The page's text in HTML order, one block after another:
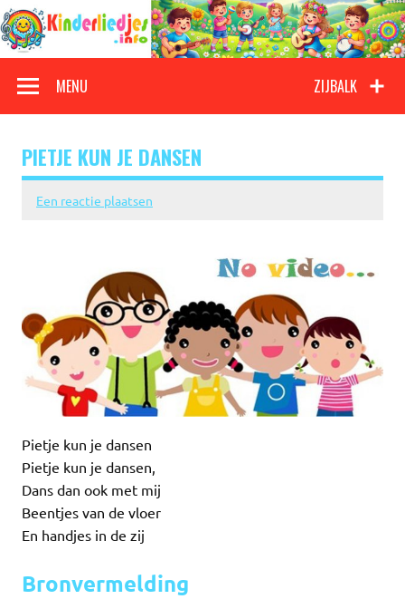
Doorgaan
naar
inhoud
Kinderliedjes
ZIJBALK
MENU
PIETJE KUN JE DANSEN
Een reactie plaatsen
Pietje kun je dansen
Pietje kun je dansen,
Dans dan ook met mij
Beentjes van de vloer
En handjes in de zij
Bronvermelding